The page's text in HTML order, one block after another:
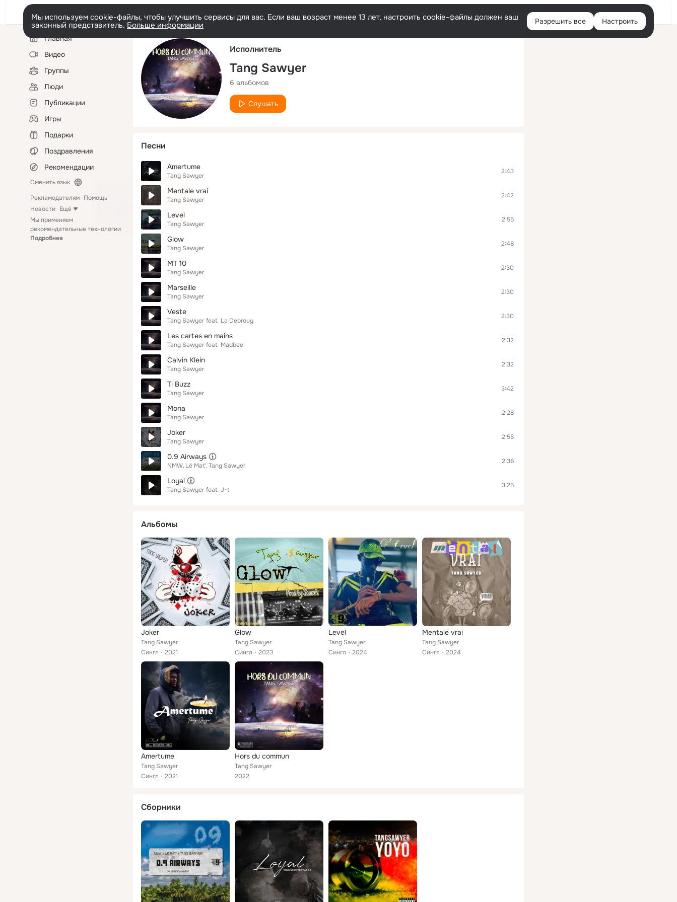
Русский Войти
Мы используем cookie-файлы, чтобы улучшить сервисы для вас. Если ваш возраст менее 13 лет, настроить cookie-файлы должен ваш
законный представитель. Больше информации Разрешить все Настроить
Левая
колонкаГлавная
Видео
Группы
Люди
Публикации
Игры
Подарки
Поздравления
Рекомендации
Сменить язык
Рекламодателям Помощь
Новости Ещё
Мы применяем
рекомендательные технологии
Подробнее
Исполнитель
Tang Sawyer
6 альбомов
Слушать
Песни
Amertume
Tang Sawyer
2:43
Mentale vrai
Tang Sawyer
2:42
Level
Tang Sawyer
2:55
Glow
Tang Sawyer
2:48
MT 10
Tang Sawyer
2:30
Marseille
Tang Sawyer
2:30
Veste
Tang Sawyer feat. La Debrouy
2:30
Les cartes en mains
Tang Sawyer feat. Madbee
2:32
Calvin Klein
Tang Sawyer
2:32
Ti Buzz
Tang Sawyer
3:42
Mona
Tang Sawyer
2:28
Joker
Tang Sawyer
2:55
0.9 Airways
NMW Lé Mat' Tang Sawyer
2:36
Loyal
Tang Sawyer feat. J-t
3:25
Альбомы
Joker
Tang Sawyer
Сингл
2021
Glow
Tang Sawyer
Сингл
2023
Level
Tang Sawyer
Сингл
2024
Mentale vrai
Tang Sawyer
Сингл
2024
Amertume
Tang Sawyer
Сингл
2021
Hors du commun
Tang Sawyer
2022
Сборники